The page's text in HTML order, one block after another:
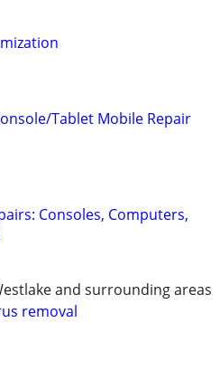
Tablet Mobile Repair
Consoles, Computers,
and surrounding areas
removal